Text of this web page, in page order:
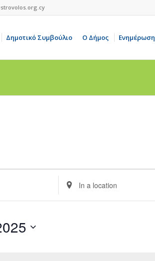
Δημοτικό Συμβούλιο Ο Δήμος Ενημέρωση
Enter
Location.
Search